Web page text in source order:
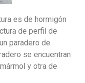
es de hormigón
de perfil de
paradero de
se encuentran
y otra de